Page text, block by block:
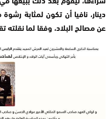
دينار، نافيا أن تكون لمثابة
عن مصالح البلاد، وفقا لما نقلته